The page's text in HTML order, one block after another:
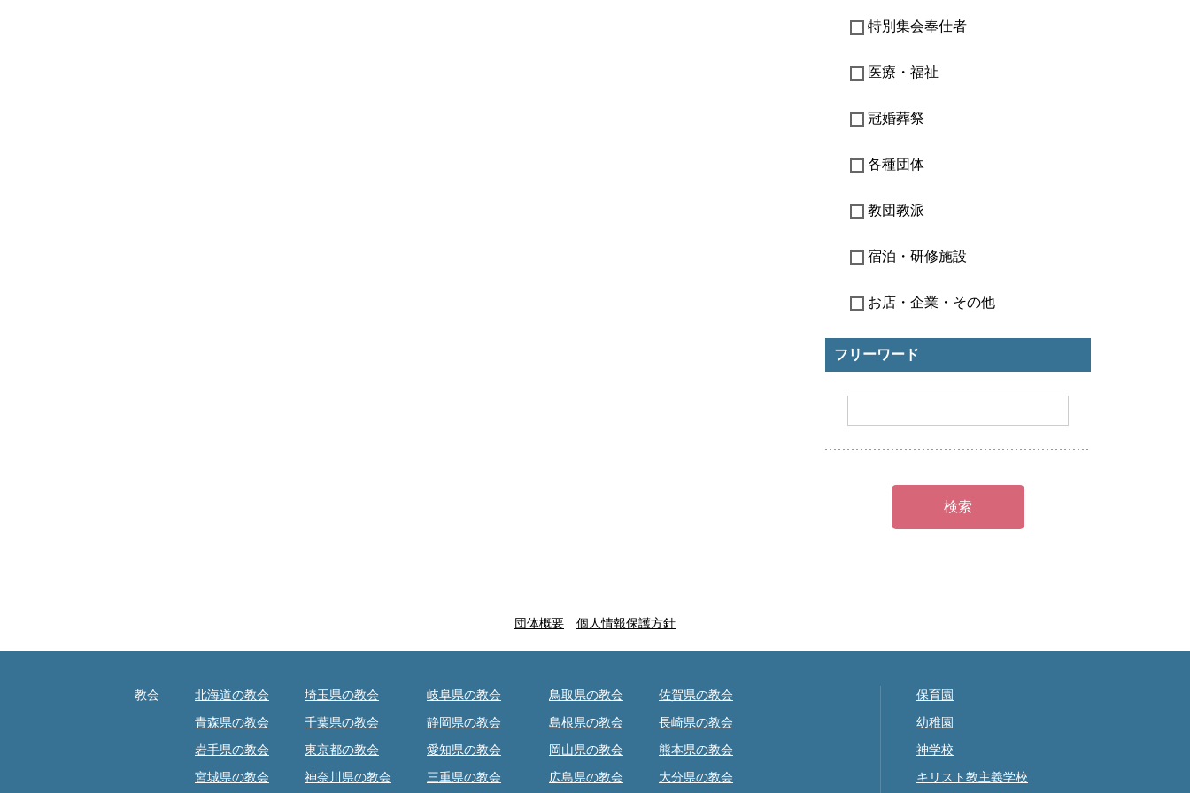
特別集会奉仕者
医療・福祉
冠婚葬祭
各種団体
教団教派
宿泊・研修施設
お店・企業・その他
フリーワード
団体概要 個人情報保護方針
教会 北海道の教会
青森県の教会
岩手県の教会
宮城県の教会
埼玉県の教会
千葉県の教会
東京都の教会
神奈川県の教会
岐阜県の教会
静岡県の教会
愛知県の教会
三重県の教会
鳥取県の教会
島根県の教会
岡山県の教会
広島県の教会
佐賀県の教会
長崎県の教会
熊本県の教会
大分県の教会
保育園
幼稚園
神学校
キリスト教主義学校